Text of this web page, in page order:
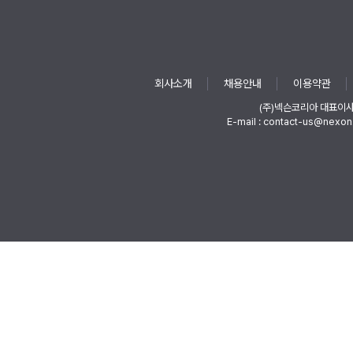
회사소개 채용안내 이용약관
(주)넥슨코리아 대표이
E-mail : contact-